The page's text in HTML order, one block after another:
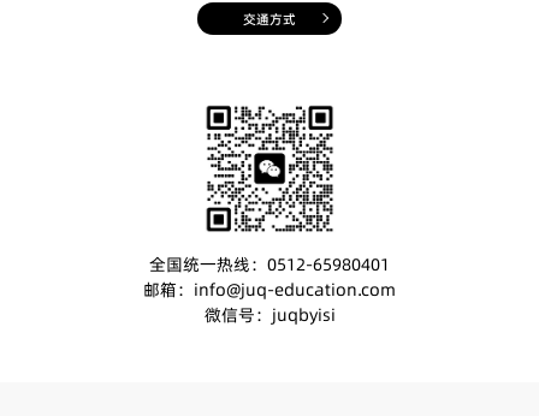
交通方式
全国统一热线：0512-65980401
邮箱：info@juq-education.com
微信号：juqbyisi